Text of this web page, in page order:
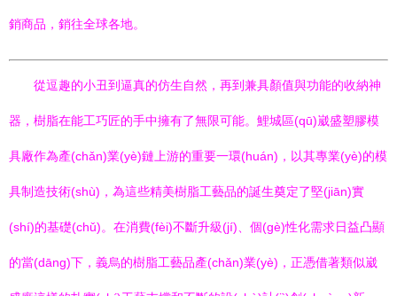
銷商品，銷往全球各地。
從逗趣的小丑到逼真的仿生自然，再到兼具顏值與功能的收納神
器，樹脂在能工巧匠的手中擁有了無限可能。鯉城區(qū)崴盛塑膠模
具廠作為產(chǎn)業(yè)鏈上游的重要一環(huán)，以其專業(yè)的模
具制造技術(shù)，為這些精美樹脂工藝品的誕生奠定了堅(jiān)實
(shí)的基礎(chǔ)。在消費(fèi)不斷升級(jí)、個(gè)性化需求日益凸顯
的當(dāng)下，義烏的樹脂工藝品產(chǎn)業(yè)，正憑借著類似崴